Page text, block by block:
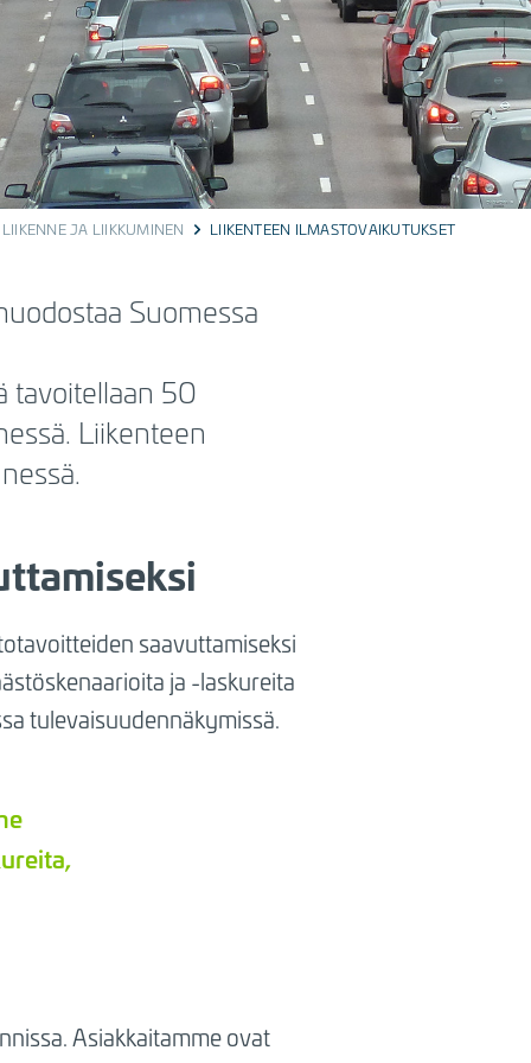
LIIKENNE JA LIIKKUMINEN LIIKENTEEN ILMASTOVAIKUTUKSET
Suomessa
tavoitellaan 50
Liikenteen
saavuttamiseksi
ja -laskureita
tulevaisuudennäkymissä.
Asiakkaitamme ovat